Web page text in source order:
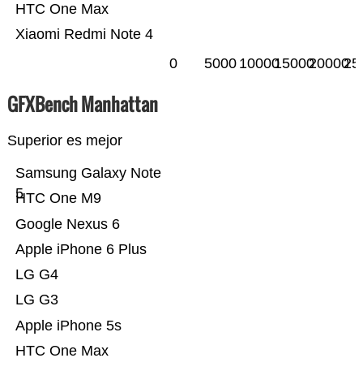
Xiaomi Redmi Note 4
HTC One Max
0 5000 100001500020000
GFXBench Manhattan
Superior es mejor
HTC One Max
Apple iPhone 5s
LG G3
LG G4
Apple iPhone 6 Plus
Google Nexus 6
HTC One M9
Samsung Galaxy Note
5